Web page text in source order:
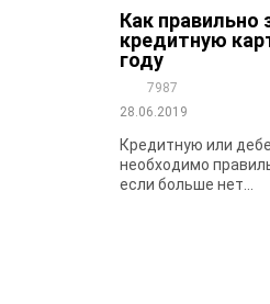
Как правильно
кредитную
году
7987
28.06.2019
Кредитную или
необходимо
если больше нет...